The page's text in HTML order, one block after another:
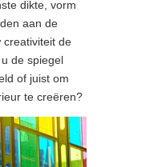
dikte, vorm
aan de
creativiteit de
de spiegel
of juist om
te creëren?